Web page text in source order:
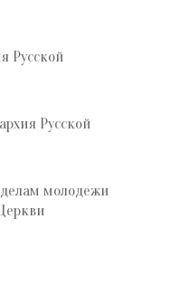
Русской
Русской
молодежи